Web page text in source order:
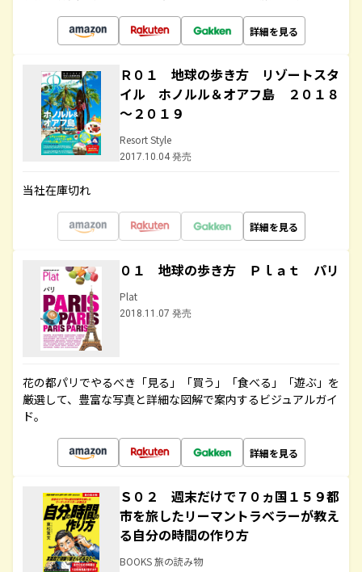
詳細を見る
Ｒ０１ 地球の歩き方 リゾートスタ
イル ホノルル＆オアフ島 ２０１８
～２０１９
Resort Style
2017.10.04 発売
当社在庫切れ
詳細を見る
０１ 地球の歩き方 Ｐｌａｔ パリ
Plat
2018.11.07 発売
花の都パリでやるべき「見る」「買う」「食べる」「遊ぶ」を
厳選して、豊富な写真と詳細な図解で案内するビジュアルガイ
ド。
詳細を見る
Ｓ０２ 週末だけで７０ヵ国１５９都
市を旅したリーマントラベラーが教え
る自分の時間の作り方
BOOKS 旅の読み物